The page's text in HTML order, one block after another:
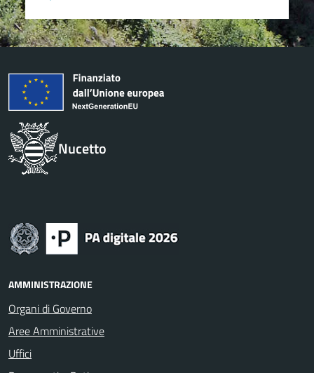
Nucetto
AMMINISTRAZIONE
Organi di Governo
Aree Amministrative
Uffici